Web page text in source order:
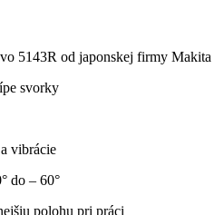
5143R od japonskej firmy Makita
svorky
vibrácie
do – 60°
polohu pri práci